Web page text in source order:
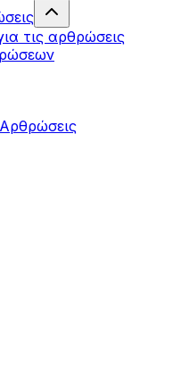
τις αρθρώσεις